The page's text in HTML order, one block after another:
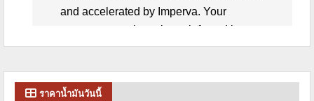
ราคาน้ำมันวันนี้